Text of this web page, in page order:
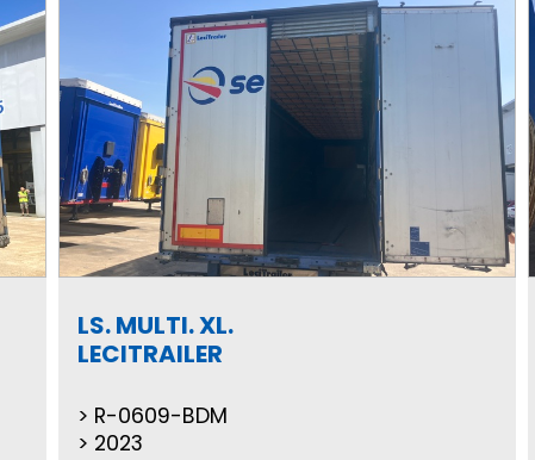
LS. MULTI. XL.
LECITRAILER
R-0609-BDM
2023